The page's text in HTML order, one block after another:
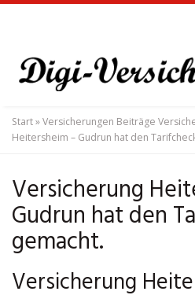
main
content
Start»Versicherungen Beiträge
Heitersheim – Gudrun hat den
Versicherung
Gudrun hat den
gemacht.
Versicherung